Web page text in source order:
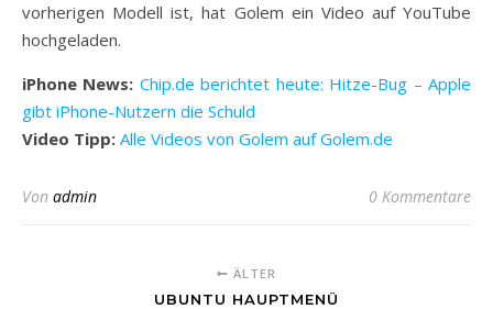
vorherigen Modell ist, hat Golem ein Video auf YouTube
hochgeladen.
iPhone News: Chip.de berichtet heute: Hitze-Bug – Apple
gibt iPhone-Nutzern die Schuld
Video Tipp: Alle Videos von Golem auf Golem.de
Von admin 0 Kommentare
ÄLTER
UBUNTU HAUPTMENÜ